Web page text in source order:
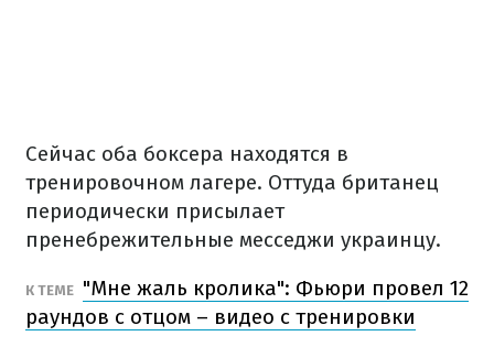
Сейчас оба боксера находятся в
тренировочном лагере. Оттуда британец
периодически присылает
пренебрежительные месседжи украинцу.
К ТЕМЕ "Мне жаль кролика": Фьюри провел 12
раундов с отцом – видео с тренировки